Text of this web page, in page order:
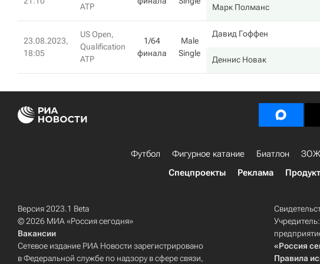
ATP
Марк Полманс
23.08.2023,
18:05
US Open,
Qualification
ATP
1/64
финала
Male
Single
Давид Гоффен
Деннис Новак
Футбол Фигурное катание Биатлон ЗОЖ
Спецпроекты
Реклама
Версия 2023.1 Beta
© 2026 МИА «Россия сегодня»
Вакансии
Сетевое издание РИА Новости зарегистрировано
в Федеральной службе по надзору в сфере связи,
«Россия
Правила